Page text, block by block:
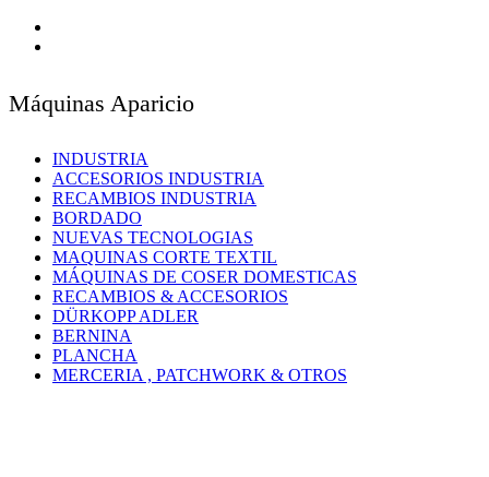
Máquinas Aparicio
INDUSTRIA
ACCESORIOS INDUSTRIA
RECAMBIOS INDUSTRIA
BORDADO
NUEVAS TECNOLOGIAS
MAQUINAS CORTE TEXTIL
MÁQUINAS DE COSER DOMESTICAS
RECAMBIOS & ACCESORIOS
DÜRKOPP ADLER
BERNINA
PLANCHA
MERCERIA , PATCHWORK & OTROS